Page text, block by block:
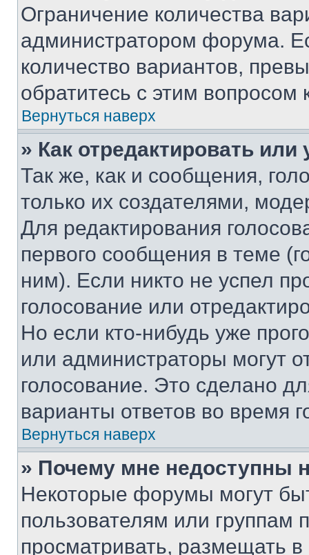
Ограничение количества
администратором форума.
количество вариантов,
обратитесь с этим вопросом
Вернуться наверх
» Как отредактировать
Так же, как и сообщения,
только их создателями,
Для редактирования
первого сообщения в теме
ним). Если никто не успел
голосование или
Но если кто-нибудь уже
или администраторы могут
голосование. Это сделано
варианты ответов во время
Вернуться наверх
» Почему мне недоступны
Некоторые форумы могут
пользователям или группам
просматривать, размещать